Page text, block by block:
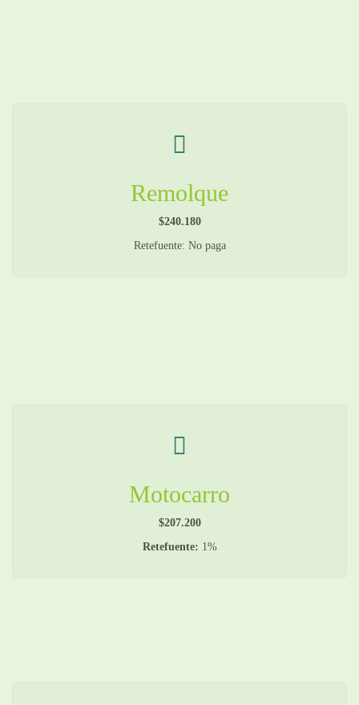
Remolque
$240.180
Retefuente: No paga
Motocarro
$207.200
Retefuente: 1%